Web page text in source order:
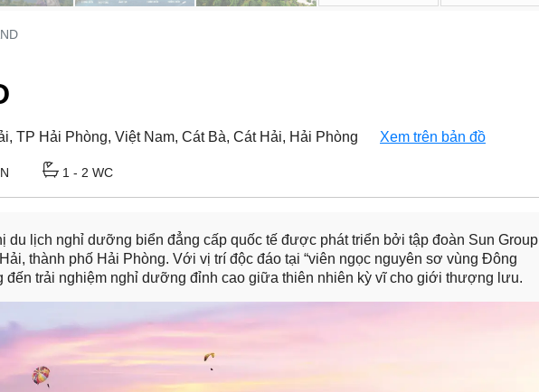
TP Hải Phòng, Việt Nam, Cát Bà, Cát Hải, Hải Phòng Xem trên bản đồ
1 - 2 WC
du lịch nghỉ dưỡng biển đẳng cấp quốc tế được phát triển bởi tập đoàn Sun Group
thành phố Hải Phòng. Với vị trí độc đáo tại “viên ngọc nguyên sơ vùng Đông
đến trải nghiệm nghỉ dưỡng đỉnh cao giữa thiên nhiên kỳ vĩ cho giới thượng lưu.